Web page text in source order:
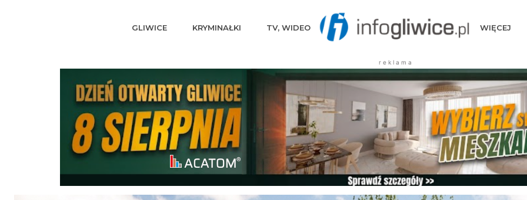
GLIWICE KRYMINAŁKI TV, WIDEO WIĘCEJ
r e k l a m a